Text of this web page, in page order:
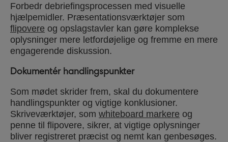
Forbedr debriefingsprocessen med visuelle
hjælpemidler. Præsentationsværktøjer som
flipovere og opslagstavler kan gøre komplekse
oplysninger mere letfordøjelige og fremme en mere
engagerende diskussion.
Dokumentér handlingspunkter
Som mødet skrider frem, skal du dokumentere
handlingspunkter og vigtige konklusioner.
Skriveværktøjer, som whiteboard markere og
penne til flipovere, sikrer, at vigtige oplysninger
bliver registreret præcist og nemt kan genbesøges.